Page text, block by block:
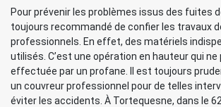
Pour prévenir les problèmes issus des fuites
toujours recommandé de confier les travaux
professionnels. En effet, des matériels
utilisés. C’est une opération en hauteur qui
effectuée par un profane. Il est toujours
un couvreur professionnel pour de telles
éviter les accidents. À Tortequesne, dans le